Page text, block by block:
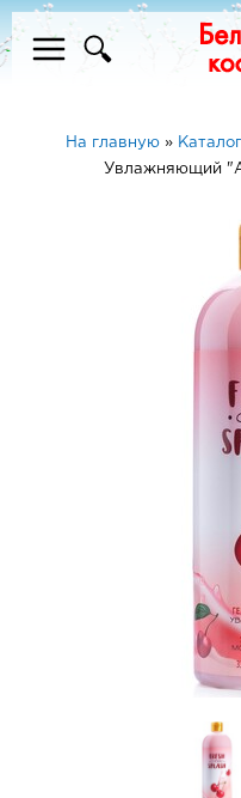
На главную » Каталог
Увлажняющий